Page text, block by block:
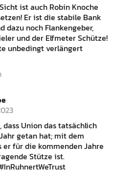
ist auch Robin Knoche
Er ist die stabile Bank
dazu noch Flankengeber,
und der Elfmeter Schütze!
unbedingt verlängert
dass Union das tatsächlich
getan hat; mit dem
er für die kommenden Jahre
Stütze ist.